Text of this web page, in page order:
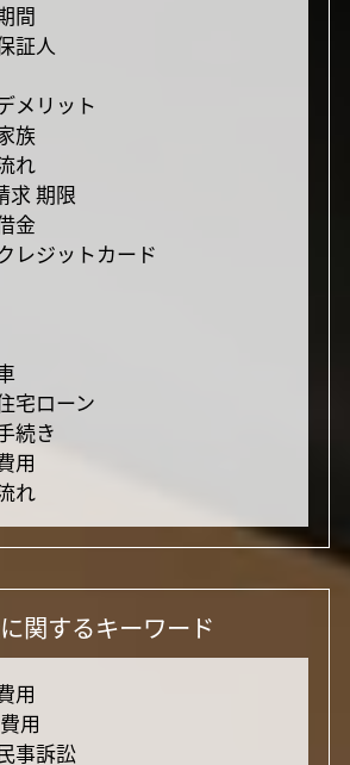
間
証人
メリット
族
れ
求 期限
金
レジットカード
宅ローン
続き
用
れ
関するキーワード
用
用
事訴訟